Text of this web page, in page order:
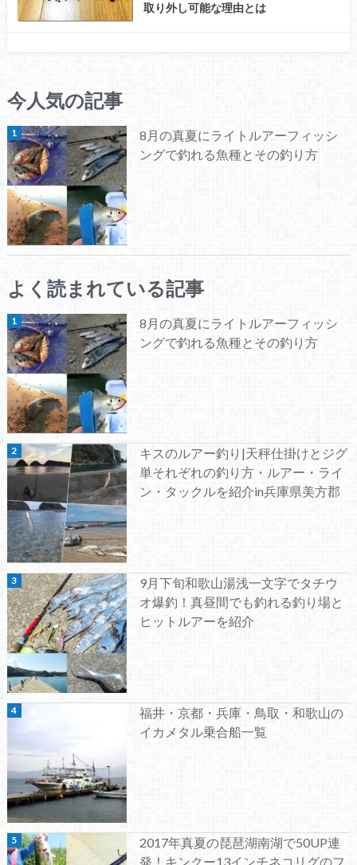
取り外し可能な理由とは
今人気の記事
8月の真夏にライトルアーフィッシ
ングで釣れる魚種とその釣り方
よく読まれている記事
8月の真夏にライトルアーフィッシ
ングで釣れる魚種とその釣り方
キスのルアー釣り|天秤仕掛けとジグ
単それぞれの釣り方・ルアー・ライ
ン・タックルを紹介in兵庫県美方郡
9月下旬和歌山湯浅一文字でタチウ
オ爆釣！真昼間でも釣れる釣り場と
ヒットルアーを紹介
福井・京都・兵庫・鳥取・和歌山の
イカメタル乗合船一覧
2017年真夏の琵琶湖南湖で50UP連
発！キンクー13インチネコリグのフ